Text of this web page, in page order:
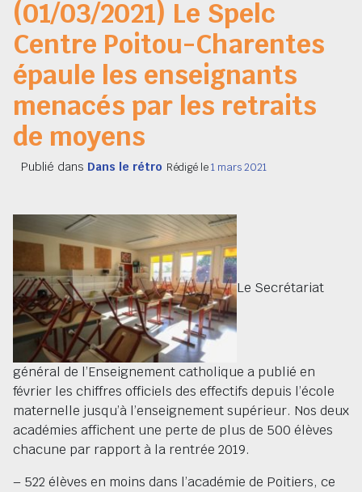
(01/03/2021) Le Spelc
Centre Poitou-Charentes
épaule les enseignants
menacés par les retraits
de moyens
Publié dans Dans le rétro Rédigé le1 mars 2021
Le Secrétariat
général de l’Enseignement catholique a publié en
février les chiffres officiels des effectifs depuis l’école
maternelle jusqu’à l’enseignement supérieur. Nos deux
académies affichent une perte de plus de 500 élèves
chacune par rapport à la rentrée 2019.
– 522 élèves en moins dans l’académie de Poitiers, ce